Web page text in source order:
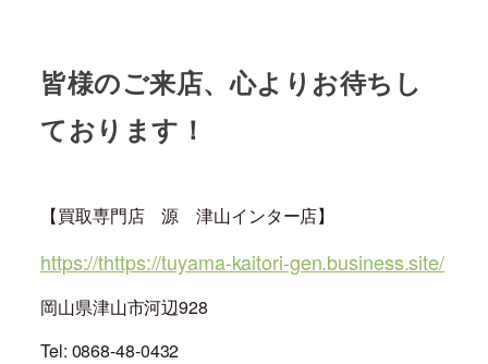
皆様のご来店、心よりお待ちし
ております！
【買取専門店 源 津山インター店】
https://thttps://tuyama-kaitori-gen.business.site/
岡山県津山市河辺928
Tel: 0868-48-0432